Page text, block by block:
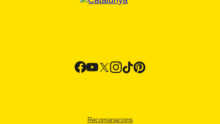
Recomanacions